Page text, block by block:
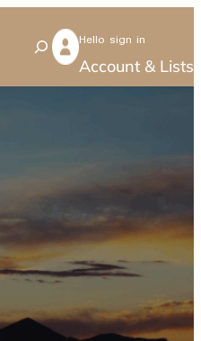
S
e
Hello sign in
Account & Lists